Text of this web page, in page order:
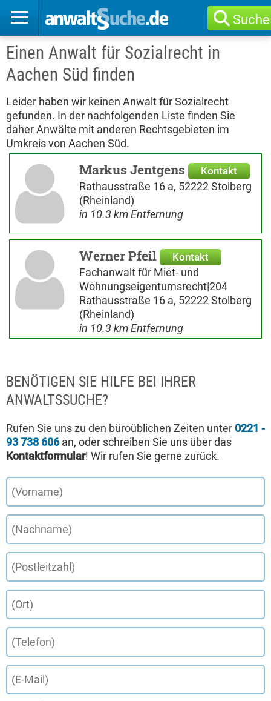
Suche
Einen Anwalt für Sozialrecht in
Aachen Süd finden
Leider haben wir keinen Anwalt für Sozialrecht
gefunden. In der nachfolgenden Liste finden Sie
daher Anwälte mit anderen Rechtsgebieten im
Umkreis von Aachen Süd.
Markus Jentgens Kontakt
Rathausstraße 16 a, 52222 Stolberg
(Rheinland)
in 10.3 km Entfernung
Werner Pfeil Kontakt
Fachanwalt für Miet- und
Wohnungseigentumsrecht|204
Rathausstraße 16 a, 52222 Stolberg
(Rheinland)
in 10.3 km Entfernung
BENÖTIGEN SIE HILFE BEI IHRER
ANWALTSSUCHE?
Rufen Sie uns zu den büroüblichen Zeiten unter 0221 -
93 738 606an, oder schreiben Sie uns über das
Kontaktformular! Wir rufen Sie gerne zurück.